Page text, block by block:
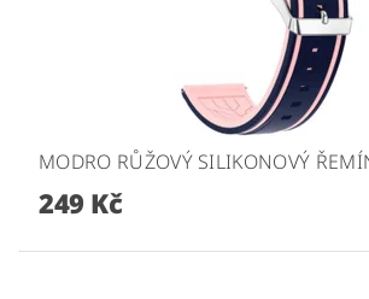
MODRO RŮŽOVÝ SILIKONOVÝ
249 Kč